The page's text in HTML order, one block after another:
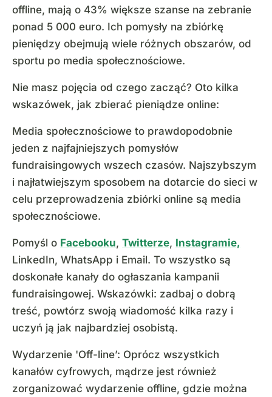
offline, mają o 43% większe szanse na zebranie
ponad 5 000 euro. Ich pomysły na zbiórkę
pieniędzy obejmują wiele różnych obszarów, od
sportu po media społecznościowe.
Nie masz pojęcia od czego zacząć? Oto kilka
wskazówek, jak zbierać pieniądze online:
Media społecznościowe to prawdopodobnie
jeden z najfajniejszych pomysłów
fundraisingowych wszech czasów. Najszybszym
i najłatwiejszym sposobem na dotarcie do sieci w
celu przeprowadzenia zbiórki online są media
społecznościowe.
Pomyśl o Facebooku, Twitterze, Instagramie,
LinkedIn, WhatsApp i Email. To wszystko są
doskonałe kanały do ogłaszania kampanii
fundraisingowej. Wskazówki: zadbaj o dobrą
treść, powtórz swoją wiadomość kilka razy i
uczyń ją jak najbardziej osobistą.
Wydarzenie 'Off-line’: Oprócz wszystkich
kanałów cyfrowych, mądrze jest również
zorganizować wydarzenie offline, gdzie można